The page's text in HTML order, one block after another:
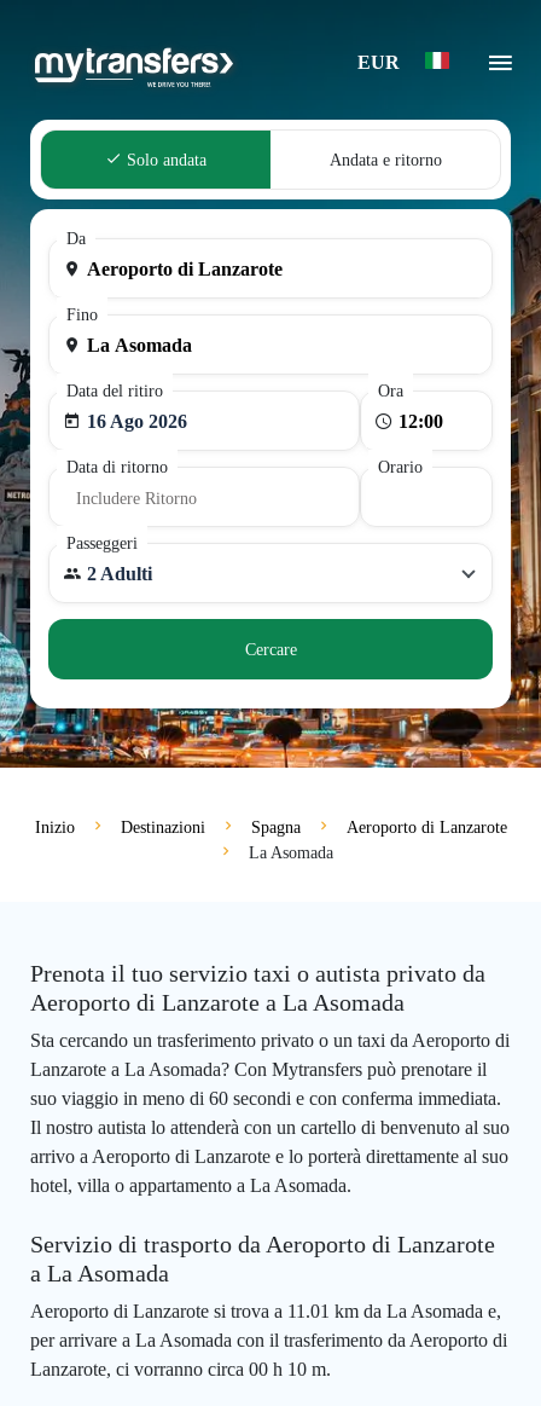
EUR
Solo andata Andata e ritorno
Da
Fino
Data del ritiro
16 Ago 2026
Ora
Data di ritorno
Includere Ritorno
Orario
Passeggeri
2 Adulti
Cercare
Inizio Destinazioni Spagna
Aeroporto di Lanzarote
La Asomada
Prenota il tuo servizio taxi o autista privato da
Aeroporto di Lanzarote a La Asomada
Sta cercando un trasferimento privato o un taxi da Aeroporto di
Lanzarote a La Asomada? Con Mytransfers può prenotare il
suo viaggio in meno di 60 secondi e con conferma immediata.
Il nostro autista lo attenderà con un cartello di benvenuto al suo
arrivo a Aeroporto di Lanzarote e lo porterà direttamente al suo
hotel, villa o appartamento a La Asomada.
Servizio di trasporto da Aeroporto di Lanzarote
a La Asomada
Aeroporto di Lanzarote si trova a 11.01 km da La Asomada e,
per arrivare a La Asomada con il trasferimento da Aeroporto di
Lanzarote, ci vorranno circa 00 h 10 m.